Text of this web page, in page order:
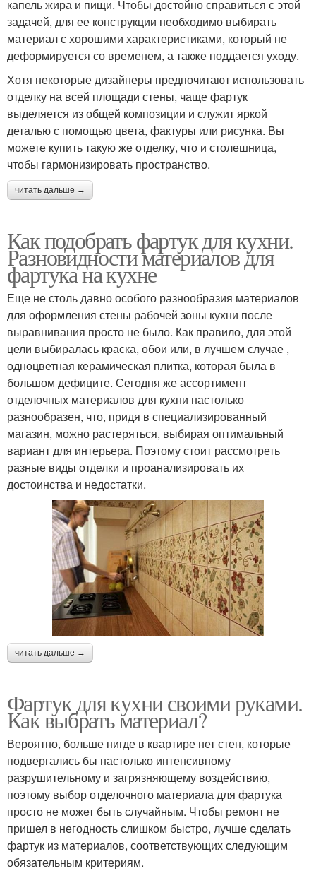
капель жира и пищи. Чтобы достойно справиться с этой
задачей, для ее конструкции необходимо выбирать
материал с хорошими характеристиками, который не
деформируется со временем, а также поддается уходу.
Хотя некоторые дизайнеры предпочитают использовать
отделку на всей площади стены, чаще фартук
выделяется из общей композиции и служит яркой
деталью с помощью цвета, фактуры или рисунка. Вы
можете купить такую ​​же отделку, что и столешница,
чтобы гармонизировать пространство.
читать дальше →
Как подобрать фартук для кухни.
Разновидности материалов для
фартука на кухне
Еще не столь давно особого разнообразия материалов
для оформления стены рабочей зоны кухни после
выравнивания просто не было. Как правило, для этой
цели выбиралась краска, обои или, в лучшем случае ,
одноцветная керамическая плитка, которая была в
большом дефиците. Сегодня же ассортимент
отделочных материалов для кухни настолько
разнообразен, что, придя в специализированный
магазин, можно растеряться, выбирая оптимальный
вариант для интерьера. Поэтому стоит рассмотреть
разные виды отделки и проанализировать их
достоинства и недостатки.
читать дальше →
Фартук для кухни своими руками.
Как выбрать материал?
Вероятно, больше нигде в квартире нет стен, которые
подвергались бы настолько интенсивному
разрушительному и загрязняющему воздействию,
поэтому выбор отделочного материала для фартука
просто не может быть случайным. Чтобы ремонт не
пришел в негодность слишком быстро, лучше сделать
фартук из материалов, соответствующих следующим
обязательным критериям.